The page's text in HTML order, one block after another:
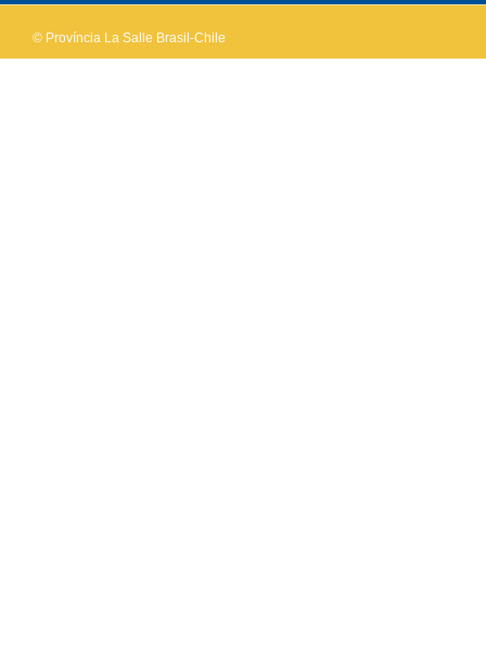
© Província La Salle Brasil-Chile